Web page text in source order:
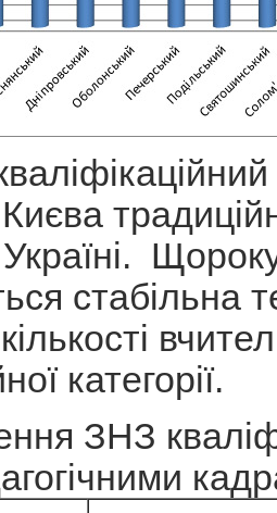
Києва
стабільна
категорії.
ЗНЗ